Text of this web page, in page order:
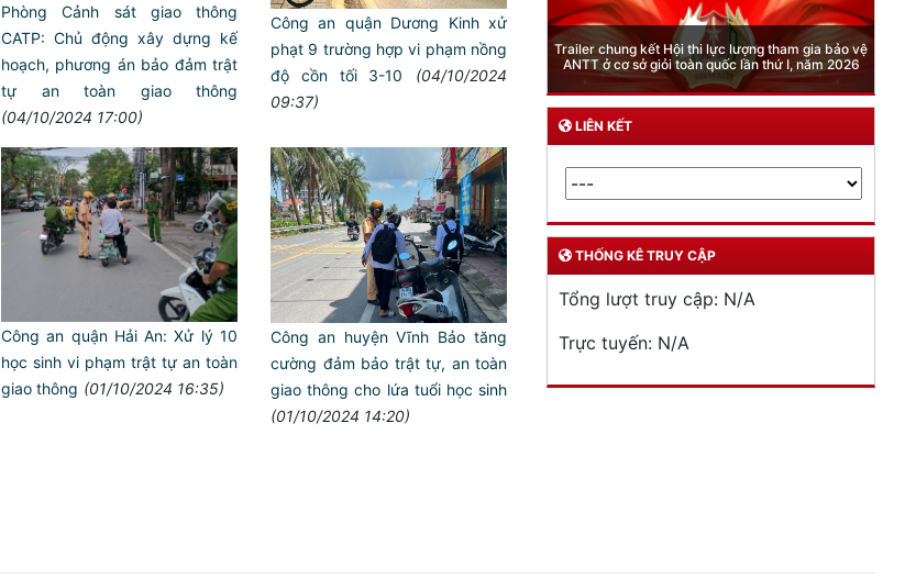
Phòng Cảnh sát giao thông
CATP: Chủ động xây dựng kế
hoạch, phương án bảo đảm trật
tự an toàn giao thông
(04/10/2024 17:00)
Công an quận Dương Kinh xử
phạt 9 trường hợp vi phạm nồng
độ cồn tối 3-10
(04/10/2024
09:37)
Công an quận Hải An: Xử lý 10
học sinh vi phạm trật tự an toàn
giao thông (01/10/2024 16:35)
Công an huyện Vĩnh Bảo tăng
cường đảm bảo trật tự, an toàn
giao thông cho lứa tuổi học sinh
(01/10/2024 14:20)
Phòng Quản lý xuất nhập cảnh: Hướng dẫn những
quy định mới trong lĩnh vực xuất cảnh, nhập cảnh
của công dân việt nam từ ngày 01/7/2026
LIÊN KẾT
THỐNG KÊ TRUY CẬP
Tổng lượt truy cập: N/A
Trực tuyến: N/A